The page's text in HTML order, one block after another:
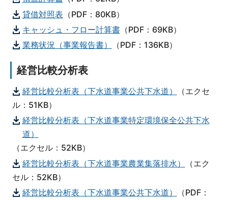
貸借対照表 （PDF：80KB）
キャッシュ・フロー計算書（PDF：69KB）
業務状況（事業報告書）
（PDF：136KB）
経営比較分析表
経営比較分析表（下水道事業公共下水道）
（エクセ
ル：51KB）
経営比較分析表（下水道事業特定環境保全公共下水
道）
（エクセル：52KB）
経営比較分析表（下水道事業農業集落排水）
（エク
セル：52KB）
経営比較分析表（下水道事業公共下水道）
（PDF：